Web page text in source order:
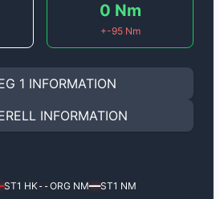
0 Nm
+-95Nm
1 INFORMATION
Renault Clio 1.0 SCE - 75
75 hk till0 hkoch vridmomentet
vridmoment, lägre
justerar vi ett antal
INFORMATION
för din bil
samt efter optimering
ST1 HK--ORG NM━━ST1 NM